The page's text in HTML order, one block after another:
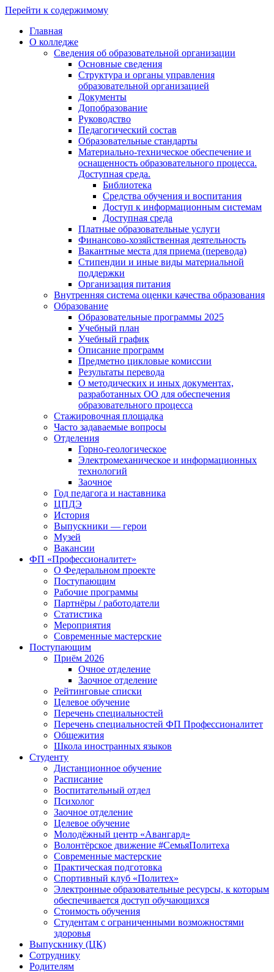
Перейти к содержимому
Главная
О колледже
Сведения об образовательной организации
Основные сведения
Структура и органы управления
образовательной организацией
Документы
Допобразование
Руководство
Педагогический состав
Образовательные стандарты
Материально-техническое обеспечение и
оснащенность образовательного процесса.
Доступная среда.
Библиотека
Средства обучения и воспитания
Доступ к информационным системам
Доступная среда
Платные образовательные услуги
Финансово-хозяйственная деятельность
Вакантные места для приема (перевода)
Стипендии и иные виды материальной
поддержки
Организация питания
Внутренняя система оценки качества образования
Образование
Образовательные программы 2025
Учебный план
Учебный график
Описание программ
Предметно цикловые комиссии
Результаты перевода
О методических и иных документах,
разработанных ОО для обеспечения
образовательного процесса
Стажировочная площадка
Часто задаваемые вопросы
Отделения
Горно-геологическое
Электромеханическое и информационных
технологий
Заочное
Год педагога и наставника
ЦПДЭ
История
Выпускники — герои
Музей
Вакансии
ФП «Профессионалитет»
О Федеральном проекте
Поступающим
Рабочие программы
Партнёры / работодатели
Статистика
Мероприятия
Современные мастерские
Поступающим
Приём 2026
Очное отделение
Заочное отделение
Рейтинговые списки
Целевое обучение
Перечень специальностей
Перечень специальностей ФП Профессионалитет
Общежития
Школа иностранных языков
Студенту
Дистанционное обучение
Расписание
Воспитательный отдел
Психолог
Заочное отделение
Целевое обучение
Молодёжный центр «Авангард»
Волонтёрское движение #СемьяПолитеха
Современные мастерские
Практическая подготовка
Спортивный клуб «Политех»
Электронные образовательные ресурсы, к которым
обеспечивается доступ обучающихся
Стоимость обучения
Студентам с ограниченными возможностями
здоровья
Выпускнику (ЦК)
Сотруднику
Родителям